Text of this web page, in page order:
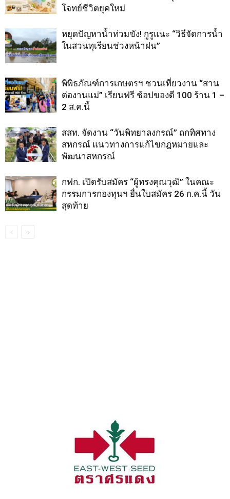
โจทย์ชีวิตยุคใหม่
หยุดปัญหาน้ำท่วมขัง! กูรูแนะ “วิธีจัดการน้ำ
ในสวนทุเรียนช่วงหน้าฝน”
พิพิธภัณฑ์การเกษตรฯ ชวนเที่ยวงาน “สาน
ต่องานแม่” เรียนฟรี ช้อปของดี 100 ร้าน 1 –
2 ส.ค.นี้
สสท. จัดงาน “วันพิทยาลงกรณ์” ถกทิศทาง
สหกรณ์ แนวทางการแก้ไขกฎหมายและ
พัฒนาสหกรณ์
กฟก. เปิดรับสมัคร “ผู้ทรงคุณวุฒิ” ในคณะ
กรรมการกองทุนฯ ยื่นใบสมัคร 26 ก.ค.นี้ วัน
สุดท้าย